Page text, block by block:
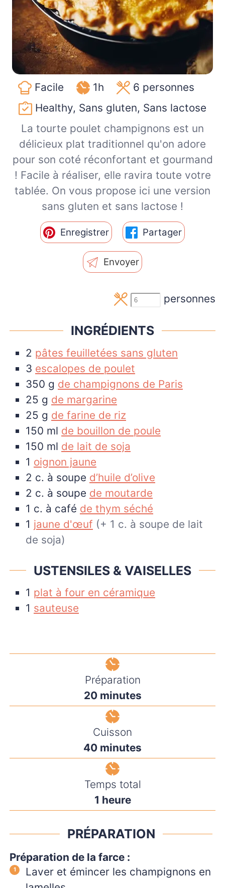
Facile 1h 6 personnes
Healthy, Sans gluten, Sans lactose
La tourte poulet champignons est un
délicieux plat traditionnel qu'on adore
pour son coté réconfortant et gourmand
! Facile à réaliser, elle ravira toute votre
tablée. On vous propose ici une version
sans gluten et sans lactose !
Enregistrer Partager
Envoyer
personnes
INGRÉDIENTS
2 pâtes feuilletées sans gluten
3 escalopes de poulet
350 g de champignons de Paris
25 g de margarine
25 g de farine de riz
150 ml de bouillon de poule
150 ml de lait de soja
1 oignon jaune
2 c. à soupe d’huile d’olive
2 c. à soupe de moutarde
1 c. à café de thym séché
1 jaune d'œuf (+ 1 c. à soupe de lait
de soja)
USTENSILES & VAISELLES
1 plat à four en céramique
1 sauteuse
Préparation
20minutes
minutes
Cuisson
40minutes
minutes
Temps total
1 heure
heure
PRÉPARATION
Préparation de la farce :
Laver et émincer les champignons en